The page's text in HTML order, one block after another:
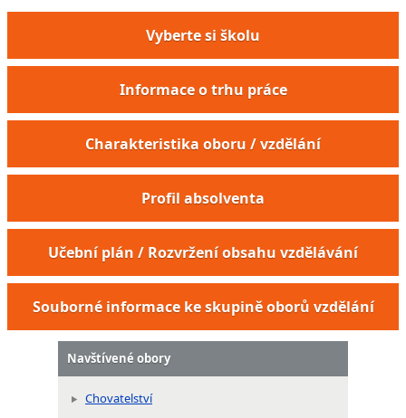
Vyberte si školu
Informace o trhu práce
Charakteristika oboru / vzdělání
Profil absolventa
Učební plán / Rozvržení obsahu vzdělávání
Souborné informace ke skupině oborů vzdělání
Navštívené obory
Chovatelství